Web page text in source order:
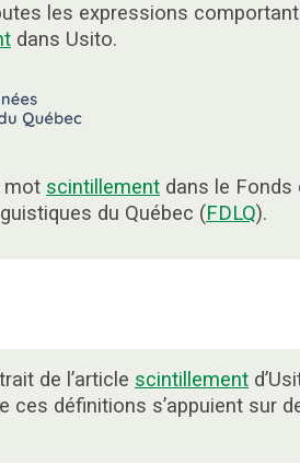
les expressions
dans Usito.
mot scintillement dans le Fonds
du Québec (FDLQ).
de l’article scintillement
ces définitions s’appuient sur